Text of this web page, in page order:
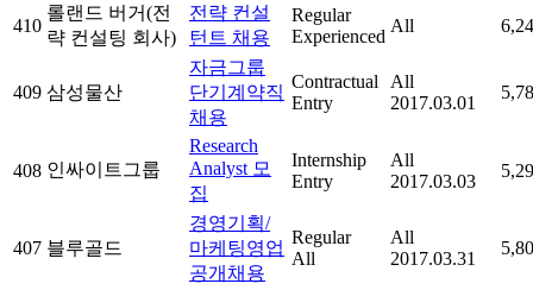
410
롤랜드 버거(전
략 컨설팅 회사)
전략 컨설
턴트 채용
Regular
Experienced
All
409 삼성물산
자금그룹
단기계약직
채용
Contractual
Entry
All
2017.03.01
408 인싸이트그룹
Research
Analyst 모
집
Internship
Entry
All
2017.03.03
407 블루골드
경영기획/
마케팅영업
공개채용
Regular
All
All
2017.03.31